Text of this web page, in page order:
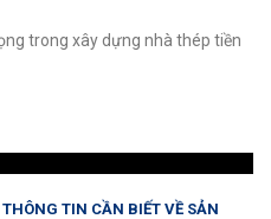
trong xây dựng nhà thép tiền
TIN CẦN BIẾT VỀ SẢN